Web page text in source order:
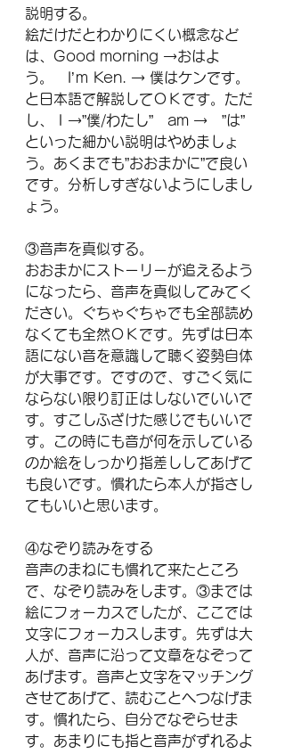
説明する。
絵だけだとわかりにくい概念など
は、Good morning →おはよ
う。　I’ｍ Ken. → 僕はケンです。
と日本語で解説してＯＫです。ただ
し、Ｉ→”僕/わたし”　am →　”は”
といった細かい説明はやめましょ
う。あくまでも”おおまかに”で良い
です。分析しすぎないようにしまし
ょう。
③音声を真似する。
おおまかにストーリーが追えるよう
になったら、音声を真似してみてく
ださい。ぐちゃぐちゃでも全部読め
なくても全然ＯＫです。先ずは日本
語にない音を意識して聴く姿勢自体
が大事です。ですので、すごく気に
ならない限り訂正はしないでいいで
す。すこしふざけた感じでもいいで
す。この時にも音が何を示している
のか絵をしっかり指差ししてあげて
も良いです。慣れたら本人が指さし
てもいいと思います。
④なぞり読みをする
音声のまねにも慣れて来たところ
で、なぞり読みをします。③までは
絵にフォーカスでしたが、ここでは
文字にフォーカスします。先ずは大
人が、音声に沿って文章をなぞって
あげます。音声と文字をマッチング
させてあげて、読むことへつなげま
す。慣れたら、自分でなぞらせま
す。あまりにも指と音声がずれるよ